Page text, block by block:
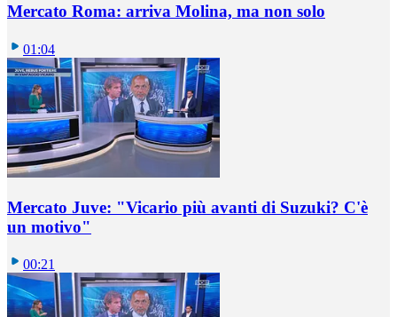
Mercato Roma: arriva Molina, ma non solo
01:04
Mercato Juve: "Vicario più avanti di Suzuki? C'è
un motivo"
00:21